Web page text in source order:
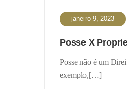
janeiro 9, 2023
Posse X
Posse não é um
exemplo,[…]